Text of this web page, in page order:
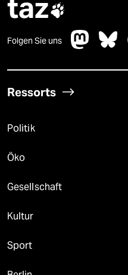
taz
Folgen Sie uns
Ressorts
Politik
Öko
Gesellschaft
Kultur
Sport